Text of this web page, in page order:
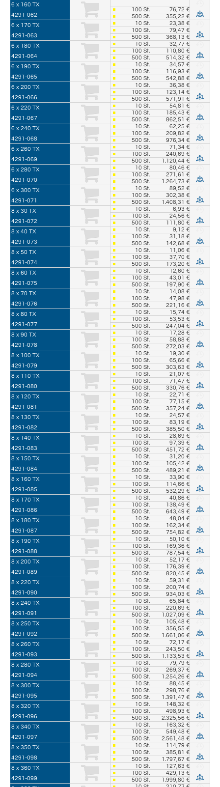
6 x 160 TX
4291-062
100 St.
76,72 €
500 St.
355,22 €
6 x 170 TX
4291-063
10 St.
23,38 €
100 St.
79,47 €
500 St.
368,13 €
6 x 180 TX
4291-064
10 St.
32,77 €
100 St.
110,80 €
500 St.
514,32 €
6 x 190 TX
4291-065
10 St.
34,57 €
100 St.
116,93 €
500 St.
542,88 €
6 x 200 TX
4291-066
10 St.
36,38 €
100 St.
123,14 €
500 St.
571,91 €
6 x 220 TX
4291-067
10 St.
54,81 €
100 St.
185,43 €
500 St.
862,51 €
6 x 240 TX
4291-068
10 St.
62,25 €
100 St.
209,82 €
500 St.
976,34 €
6 x 260 TX
4291-069
10 St.
71,34 €
100 St.
240,69 €
500 St.
1.120,44 €
6 x 280 TX
4291-070
10 St.
80,46 €
100 St.
271,61 €
500 St.
1.264,73 €
6 x 300 TX
4291-071
10 St.
89,52 €
100 St.
302,38 €
500 St.
1.408,31 €
8 x 30 TX
4291-072
10 St.
6,93 €
100 St.
24,56 €
500 St.
111,80 €
8 x 40 TX
4291-073
10 St.
9,12 €
100 St.
31,18 €
500 St.
142,68 €
8 x 50 TX
4291-074
10 St.
11,06 €
100 St.
37,70 €
500 St.
173,20 €
8 x 60 TX
4291-075
10 St.
12,60 €
100 St.
43,01 €
500 St.
197,90 €
8 x 70 TX
4291-076
10 St.
14,08 €
100 St.
47,98 €
500 St.
221,16 €
8 x 80 TX
4291-077
10 St.
15,74 €
100 St.
53,53 €
500 St.
247,04 €
8 x 90 TX
4291-078
10 St.
17,28 €
100 St.
58,88 €
500 St.
272,03 €
8 x 100 TX
4291-079
10 St.
19,30 €
100 St.
65,66 €
500 St.
303,63 €
8 x 110 TX
4291-080
10 St.
21,07 €
100 St.
71,47 €
500 St.
330,76 €
8 x 120 TX
4291-081
10 St.
22,71 €
100 St.
77,15 €
500 St.
357,24 €
8 x 130 TX
4291-082
10 St.
24,57 €
100 St.
83,19 €
500 St.
385,50 €
8 x 140 TX
4291-083
10 St.
28,69 €
100 St.
97,39 €
500 St.
451,72 €
8 x 150 TX
4291-084
10 St.
31,20 €
100 St.
105,42 €
500 St.
489,21 €
8 x 160 TX
4291-085
10 St.
33,90 €
100 St.
114,66 €
500 St.
532,29 €
8 x 170 TX
4291-086
10 St.
40,86 €
100 St.
138,49 €
500 St.
643,49 €
8 x 180 TX
4291-087
10 St.
48,04 €
100 St.
162,34 €
500 St.
754,82 €
8 x 190 TX
4291-088
10 St.
50,10 €
100 St.
169,36 €
500 St.
787,54 €
8 x 200 TX
4291-089
10 St.
52,17 €
100 St.
176,39 €
500 St.
820,45 €
8 x 220 TX
4291-090
10 St.
59,31 €
100 St.
200,74 €
500 St.
934,03 €
8 x 240 TX
4291-091
10 St.
65,84 €
100 St.
220,69 €
500 St.
1.027,09 €
8 x 250 TX
4291-092
10 St.
105,48 €
100 St.
356,55 €
500 St.
1.661,06 €
8 x 260 TX
4291-093
10 St.
72,17 €
100 St.
243,50 €
500 St.
1.133,53 €
8 x 280 TX
4291-094
10 St.
79,79 €
100 St.
269,37 €
500 St.
1.254,26 €
8 x 300 TX
4291-095
10 St.
88,45 €
100 St.
298,76 €
500 St.
1.391,47 €
8 x 320 TX
4291-096
10 St.
148,32 €
100 St.
498,93 €
500 St.
2.325,56 €
8 x 340 TX
4291-097
10 St.
163,32 €
100 St.
549,48 €
500 St.
2.561,48 €
8 x 350 TX
4291-098
10 St.
114,79 €
100 St.
385,81 €
500 St.
1.797,67 €
8 x 360 TX
4291-099
10 St.
127,63 €
100 St.
429,13 €
500 St.
1.999,80 €